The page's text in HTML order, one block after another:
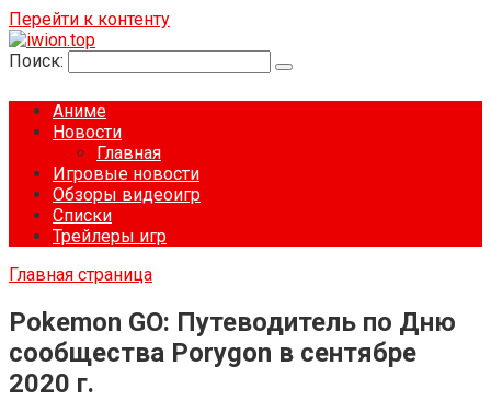
Перейти к контенту
Поиск:
Аниме
Новости
Главная
Игровые новости
Обзоры видеоигр
Списки
Трейлеры игр
Главная страница
Pokemon GO: Путеводитель по Дню
сообщества Porygon в сентябре
2020 г.